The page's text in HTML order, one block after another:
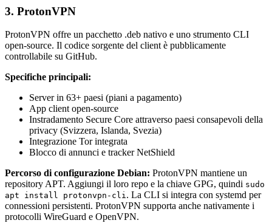
3. ProtonVPN
ProtonVPN offre un pacchetto .deb nativo e uno strumento CLI
open-source. Il codice sorgente del client è pubblicamente
controllabile su GitHub.
Specifiche principali:
Server in 63+ paesi (piani a pagamento)
App client open-source
Instradamento Secure Core attraverso paesi consapevoli della
privacy (Svizzera, Islanda, Svezia)
Integrazione Tor integrata
Blocco di annunci e tracker NetShield
Percorso di configurazione Debian: ProtonVPN mantiene un
repository APT. Aggiungi il loro repo e la chiave GPG, quindi sudo
apt install protonvpn-cli. La CLI si integra con systemd per
connessioni persistenti. ProtonVPN supporta anche nativamente i
protocolli WireGuard e OpenVPN.